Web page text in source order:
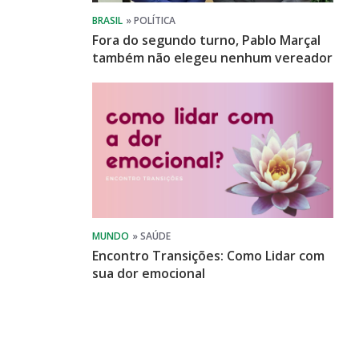
Fora do segundo turno, Pablo Marçal
também não elegeu nenhum vereador
Encontro Transições: Como Lidar com
sua dor emocional